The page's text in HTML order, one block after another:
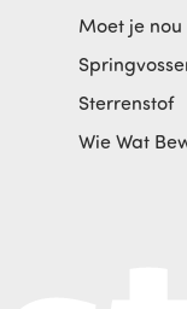
Moet je nou
Sterrenstof
Wie Wat